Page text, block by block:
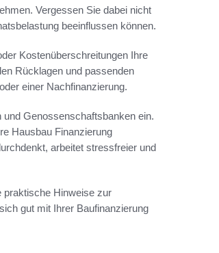
Vergessen Sie dabei nicht
beeinflussen können.
Kostenüberschreitungen Ihre
Rücklagen und passenden
einer Nachfinanzierung.
Genossenschaftsbanken ein.
Hausbau Finanzierung
arbeitet stressfreier und
praktische Hinweise zur
gut mit Ihrer Baufinanzierung